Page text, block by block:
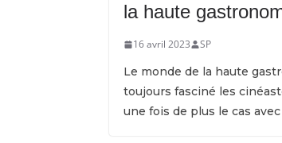
la haute
16 avril 2023 SP
Le monde de la haute
toujours fasciné les
une fois de plus le cas avec